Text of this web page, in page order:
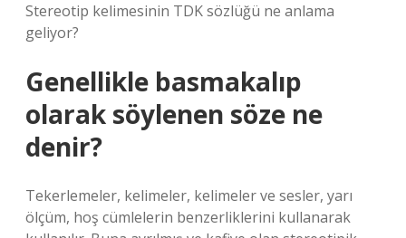
Stereotip kelimesinin TDK sözlüğü ne anlama
geliyor?
Genellikle basmakalıp
olarak söylenen söze ne
denir?
Tekerlemeler, kelimeler, kelimeler ve sesler, yarı
ölçüm, hoş cümlelerin benzerliklerini kullanarak